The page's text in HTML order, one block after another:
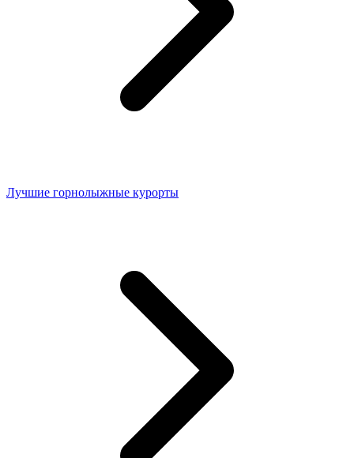
Лучшие горнолыжные курорты